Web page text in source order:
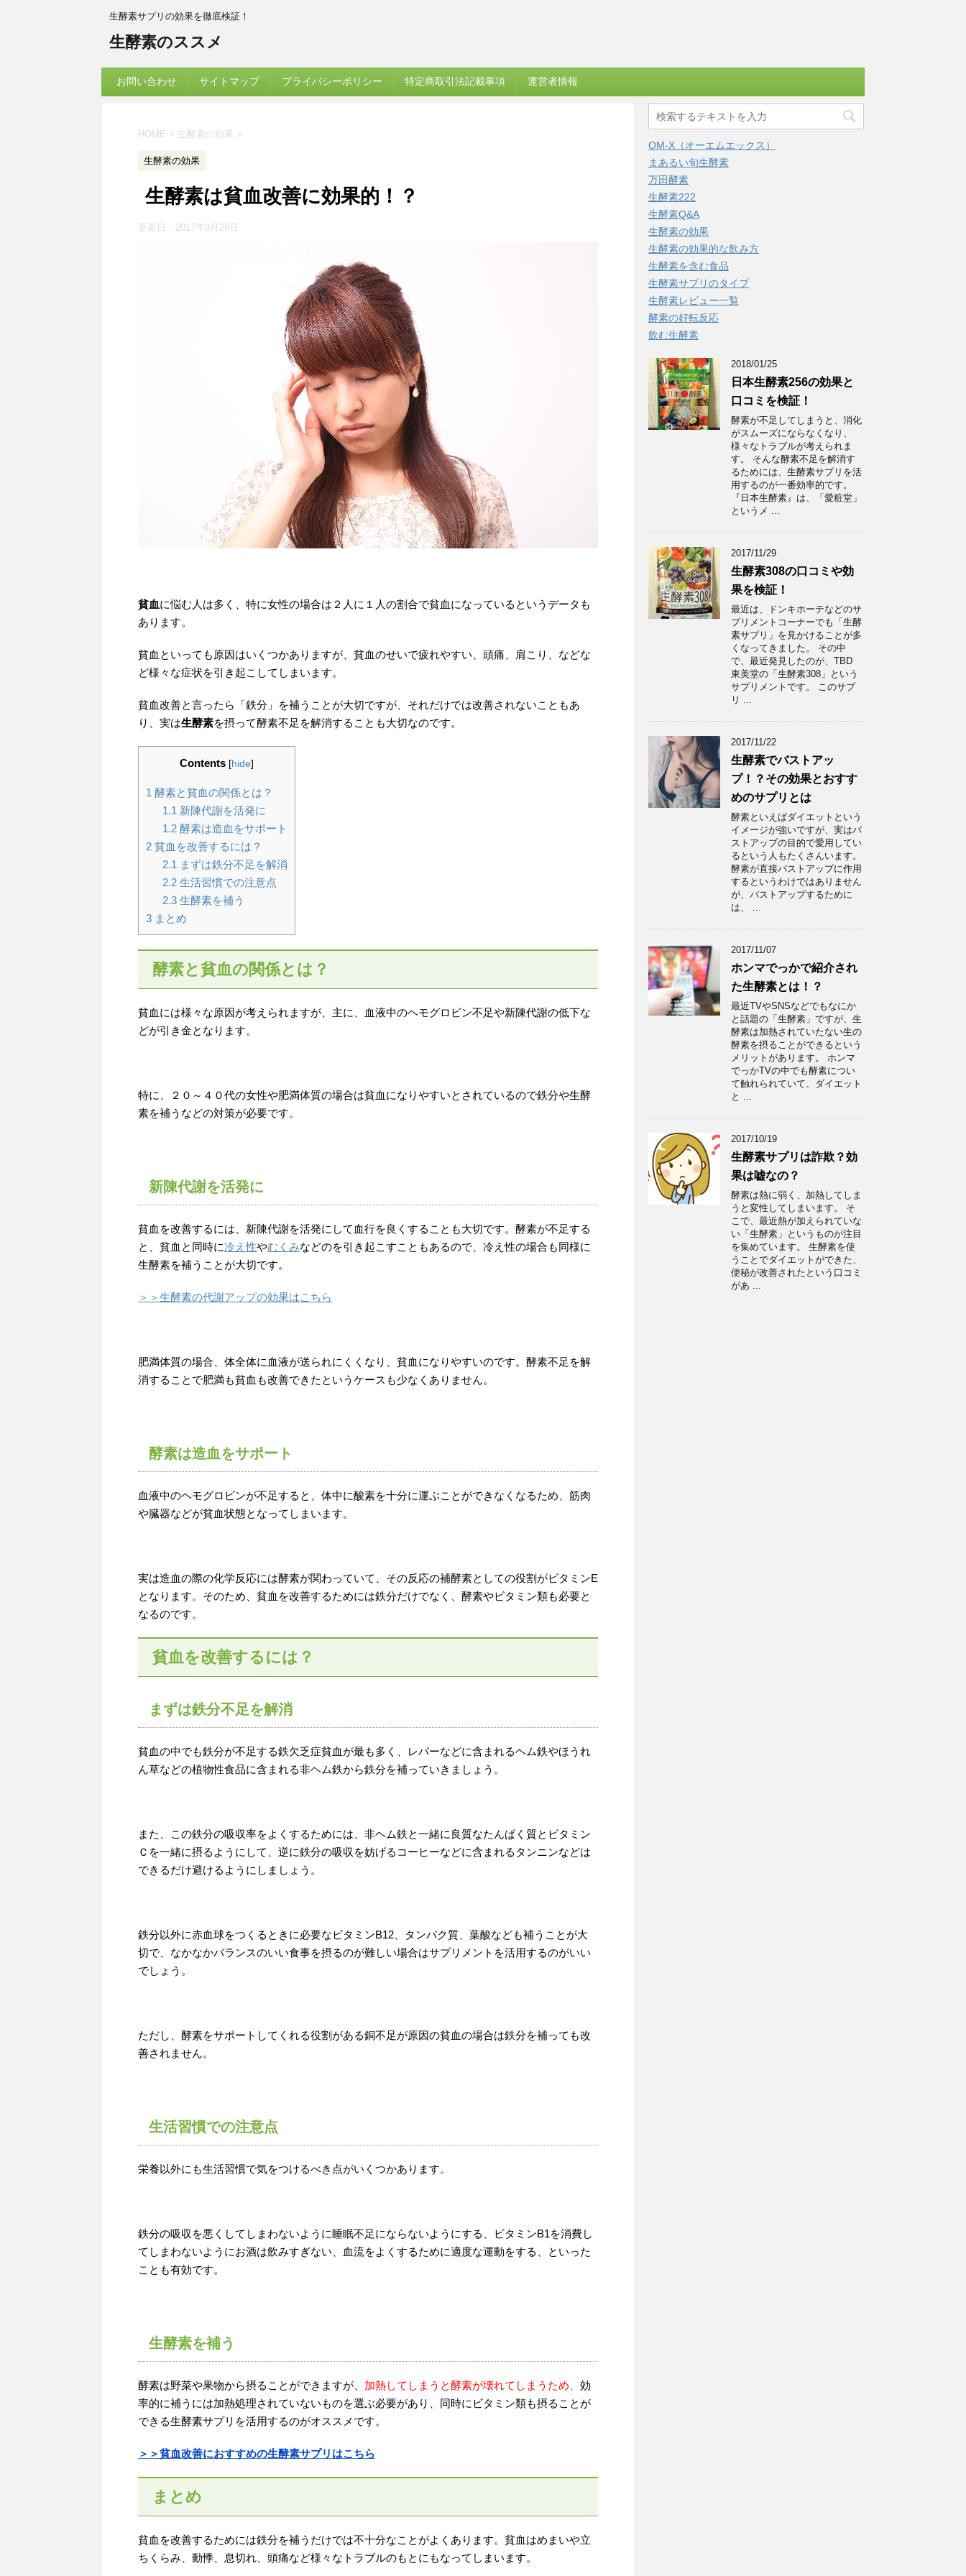
生酵素サプリの効果を徹底検証！
生酵素のススメ
お問い合わせ サイトマップ プライバシーポリシー 特定商取引法記載事項 運営者情報
HOME > 生酵素の効果 >
生酵素の効果
生酵素は貧血改善に効果的！？
更新日： 2017年9月29日
貧血に悩む人は多く、特に女性の場合は２人に１人の割合で貧血になっているというデータも
あります。
貧血といっても原因はいくつかありますが、貧血のせいで疲れやすい、頭痛、肩こり、などな
ど様々な症状を引き起こしてしまいます。
貧血改善と言ったら「鉄分」を補うことが大切ですが、それだけでは改善されないこともあ
り、実は生酵素を摂って酵素不足を解消することも大切なのです。
Contents [hide]
1 酵素と貧血の関係とは？
1.1 新陳代謝を活発に
1.2酵素は造血をサポート
2 貧血を改善するには？
2.1 まずは鉄分不足を解消
2.2生活習慣での注意点
2.3生酵素を補う
3 まとめ
酵素と貧血の関係とは？
貧血には様々な原因が考えられますが、主に、血液中のヘモグロビン不足や新陳代謝の低下な
どが引き金となります。
特に、２０～４０代の女性や肥満体質の場合は貧血になりやすいとされているので鉄分や生酵
素を補うなどの対策が必要です。
新陳代謝を活発に
貧血を改善するには、新陳代謝を活発にして血行を良くすることも大切です。酵素が不足する
と、貧血と同時に冷え性やむくみなどのを引き起こすこともあるので、冷え性の場合も同様に
生酵素を補うことが大切です。
＞＞生酵素の代謝アップの効果はこちら
肥満体質の場合、体全体に血液が送られにくくなり、貧血になりやすいのです。酵素不足を解
消することで肥満も貧血も改善できたというケースも少なくありません。
酵素は造血をサポート
血液中のヘモグロビンが不足すると、体中に酸素を十分に運ぶことができなくなるため、筋肉
や臓器などが貧血状態となってしまいます。
実は造血の際の化学反応には酵素が関わっていて、その反応の補酵素としての役割がビタミンE
となります。そのため、貧血を改善するためには鉄分だけでなく、酵素やビタミン類も必要と
なるのです。
貧血を改善するには？
まずは鉄分不足を解消
貧血の中でも鉄分が不足する鉄欠乏症貧血が最も多く、レバーなどに含まれるヘム鉄やほうれ
ん草などの植物性食品に含まれる非ヘム鉄から鉄分を補っていきましょう。
また、この鉄分の吸収率をよくするためには、非ヘム鉄と一緒に良質なたんぱく質とビタミン
Ｃを一緒に摂るようにして、逆に鉄分の吸収を妨げるコーヒーなどに含まれるタンニンなどは
できるだけ避けるようにしましょう。
鉄分以外に赤血球をつくるときに必要なビタミンB12、タンパク質、葉酸なども補うことが大
切で、なかなかバランスのいい食事を摂るのが難しい場合はサプリメントを活用するのがいい
でしょう。
ただし、酵素をサポートしてくれる役割がある銅不足が原因の貧血の場合は鉄分を補っても改
善されません。
生活習慣での注意点
栄養以外にも生活習慣で気をつけるべき点がいくつかあります。
鉄分の吸収を悪くしてしまわないように睡眠不足にならないようにする、ビタミンB1を消費し
てしまわないようにお酒は飲みすぎない、血流をよくするために適度な運動をする、といった
ことも有効です。
生酵素を補う
酵素は野菜や果物から摂ることができますが、 加熱してしまうと酵素が壊れてしまうため、 効
率的に補うには加熱処理されていないものを選ぶ必要があり、同時にビタミン類も摂ることが
できる生酵素サプリを活用するのがオススメです。
＞＞貧血改善におすすめの生酵素サプリはこちら
まとめ
貧血を改善するためには鉄分を補うだけでは不十分なことがよくあります。貧血はめまいや立
ちくらみ、動悸、息切れ、頭痛など様々なトラブルのもとにもなってしまいます。
OM-X（オーエムエックス）
まあるい旬生酵素
万田酵素
生酵素222
生酵素Q&A
生酵素の効果
生酵素の効果的な飲み方
生酵素を含む食品
生酵素サプリのタイプ
生酵素レビュー一覧
酵素の好転反応
飲む生酵素
2018/01/25
日本生酵素256の効果と
口コミを検証！
酵素が不足してしまうと、消化
がスムーズにならなくなり、
様々なトラブルが考えられま
す。 そんな酵素不足を解消す
るためには、生酵素サプリを活
用するのが一番効率的です。
『日本生酵素』は、「愛粧堂」
というメ ...
2017/11/29
生酵素308の口コミや効
果を検証！
最近は、ドンキホーテなどのサ
プリメントコーナーでも「生酵
素サプリ」を見かけることが多
くなってきました。 その中
で、最近発見したのが、TBD
東美堂の「生酵素308」という
サプリメントです。 このサプ
リ ...
2017/11/22
生酵素でバストアッ
プ！？その効果とおすす
めのサプリとは
酵素といえばダイエットという
イメージが強いですが、実はバ
ストアップの目的で愛用してい
るという人もたくさんいます。
酵素が直接バストアップに作用
するというわけではありません
が、バストアップするために
は、 ...
2017/11/07
ホンマでっかで紹介され
た生酵素とは！？
最近TVやSNSなどでもなにか
と話題の「生酵素」ですが、生
酵素は加熱されていたない生の
酵素を摂ることができるという
メリットがあります。 ホンマ
でっかTVの中でも酵素につい
て触れられていて、ダイエット
と ...
2017/10/19
生酵素サプリは詐欺？効
果は嘘なの？
酵素は熱に弱く、加熱してしま
うと変性してしまいます。 そ
こで、最近熱が加えられていな
い「生酵素」というものが注目
を集めています。 生酵素を使
うことでダイエットができた、
便秘が改善されたという口コミ
があ ...